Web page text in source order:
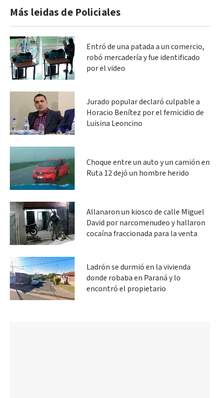
Más leidas de Policiales
Entró de una patada a un comercio,
robó mercadería y fue identificado
por el video
Jurado popular declaró culpable a
Horacio Benítez por el femicidio de
Luisina Leoncino
Choque entre un auto y un camión en
Ruta 12 dejó un hombre herido
Allanaron un kiosco de calle Miguel
David por narcomenudeo y hallaron
cocaína fraccionada para la venta
Ladrón se durmió en la vivienda
donde robaba en Paraná y lo
encontró el propietario